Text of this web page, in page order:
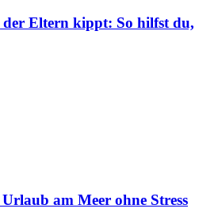
Eltern kippt: So hilfst du,
am Meer ohne Stress